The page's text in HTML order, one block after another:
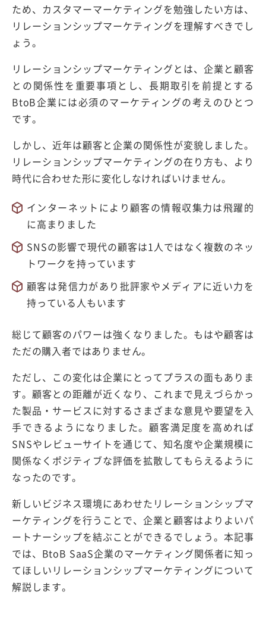
ため、カスタマーマーケティングを勉強したい方は、
リレーションシップマーケティングを理解すべきでし
ょう。
リレーションシップマーケティングとは、企業と顧客
との関係性を重要事項とし、長期取引を前提とする
BtoB企業には必須のマーケティングの考えのひとつ
です。
しかし、近年は顧客と企業の関係性が変貌しました。
リレーションシップマーケティングの在り方も、より
時代に合わせた形に変化しなければいけません。
インターネットにより顧客の情報収集力は飛躍的
に高まりました
SNSの影響で現代の顧客は1人ではなく複数のネッ
トワークを持っています
顧客は発信力があり批評家やメディアに近い力を
持っている人もいます
総じて顧客のパワーは強くなりました。もはや顧客は
ただの購入者ではありません。
ただし、この変化は企業にとってプラスの面もありま
す。顧客との距離が近くなり、これまで見えづらかっ
た製品・サービスに対するさまざまな意見や要望を入
手できるようになりました。顧客満足度を高めれば
SNSやレビューサイトを通じて、知名度や企業規模に
関係なくポジティブな評価を拡散してもらえるように
なったのです。
新しいビジネス環境にあわせたリレーションシップマ
ーケティングを行うことで、企業と顧客はよりよいパ
ートナーシップを結ぶことができるでしょう。本記事
では、BtoB SaaS企業のマーケティング関係者に知っ
てほしいリレーションシップマーケティングについて
解説します。